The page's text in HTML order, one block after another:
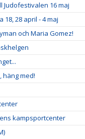
16 maj
28 april - 4 maj
och Maria Gomez!
häng med!
kampsportcenter